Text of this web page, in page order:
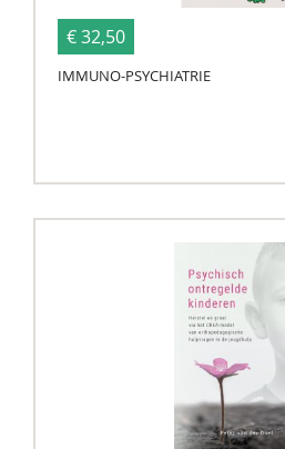
€ 32,50
IMMUNO-PSYCHIATRIE